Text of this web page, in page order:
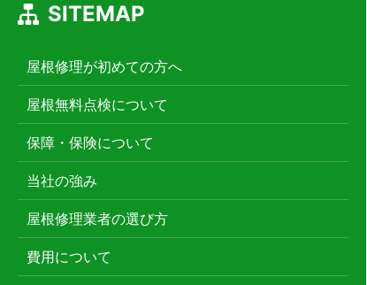
SITEMAP
屋根修理が初めての方へ
屋根無料点検について
保障・保険について
当社の強み
屋根修理業者の選び方
費用について